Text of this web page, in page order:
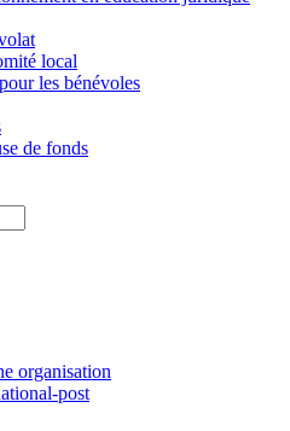
local
les bénévoles
de fonds
organisation
post